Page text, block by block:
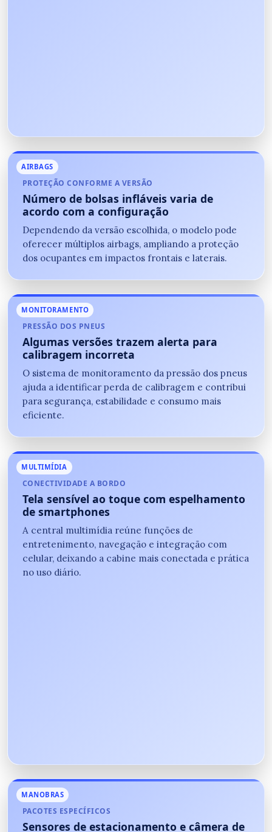
AIRBAGS
PROTEÇÃO CONFORME A VERSÃO
Número de bolsas infláveis varia de
acordo com a configuração
Dependendo da versão escolhida, o modelo pode
oferecer múltiplos airbags, ampliando a proteção
dos ocupantes em impactos frontais e laterais.
MONITORAMENTO
PRESSÃO DOS PNEUS
Algumas versões trazem alerta para
calibragem incorreta
O sistema de monitoramento da pressão dos pneus
ajuda a identificar perda de calibragem e contribui
para segurança, estabilidade e consumo mais
eficiente.
MULTIMÍDIA
CONECTIVIDADE A BORDO
Tela sensível ao toque com espelhamento
de smartphones
A central multimídia reúne funções de
entretenimento, navegação e integração com
celular, deixando a cabine mais conectada e prática
no uso diário.
MANOBRAS
PACOTES ESPECÍFICOS
Sensores de estacionamento e câmera de